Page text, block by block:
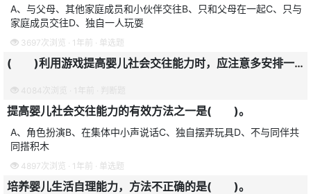
A、与父母、其他家庭成员和小伙伴交往B、只和父母在一起C、只与
家庭成员交往D、独自一人玩耍
3697次浏览 · 1年前 · 单选题
( )利用游戏提高婴儿社会交往能力时，应注意多安排一些教育活动。
4084次浏览 · 1年前 · 判断题
提高婴儿社会交往能力的有效方法之一是( )。
A、角色扮演B、在集体中小声说话C、独自摆弄玩具D、不与同伴共
同搭积木
4897次浏览 · 1年前 · 单选题
培养婴儿生活自理能力，方法不正确的是( )。